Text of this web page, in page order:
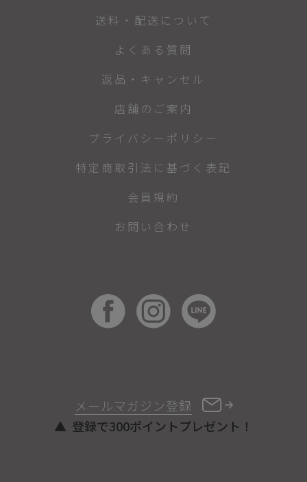
メールマガジン登録
登録で300ポイントプレゼント！
送料・配送について
よくある質問
返品・キャンセル
店舗のご案内
プライバシーポリシー
特定商取引法に基づく表記
会員規約
お問い合わせ